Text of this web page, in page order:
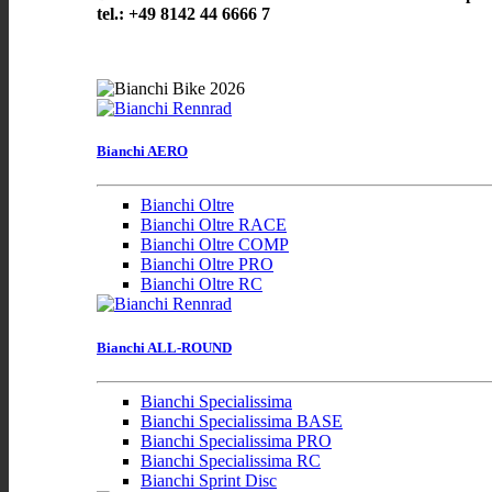
tel.: +49 8142 44 6666 7
Bianchi AERO
Bianchi Oltre
Bianchi Oltre RACE
Bianchi Oltre COMP
Bianchi Oltre PRO
Bianchi Oltre RC
Bianchi ALL-ROUND
Bianchi Specialissima
Bianchi Specialissima BASE
Bianchi Specialissima PRO
Bianchi Specialissima RC
Bianchi Sprint Disc